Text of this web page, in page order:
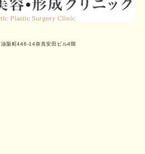
阪町446-14奈良安田ビル4階